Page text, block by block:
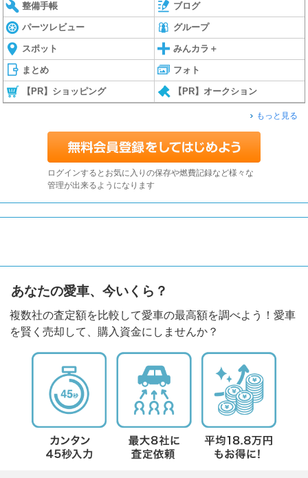
整備手帳 ブログ
パーツレビュー グループ
スポット みんカラ＋
まとめ フォト
【PR】ショッピング 【PR】オークション
もっと見る
ログインするとお気に入りの保存や燃費記録など様々な
管理が出来るようになります
あなたの愛車、今いくら？
複数社の査定額を比較して愛車の最高額を調べよう！愛車
を賢く売却して、購入資金にしませんか？